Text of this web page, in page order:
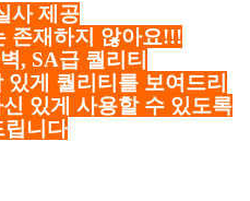
사 제공
존재하지 않아요!!!
, SA급 퀄리티
게 퀄리티를 보여드리
있게 사용할 수 있도록
립니다